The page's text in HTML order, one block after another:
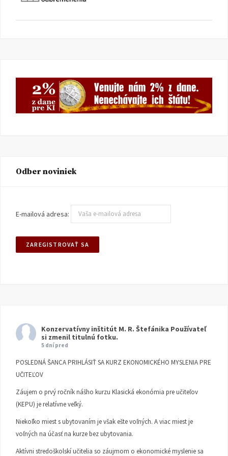
Odber noviniek
E-mailová adresa:
Konzervatívny inštitút M. R. Štefánika Používateľ
si zmenil titulnú fotku.
5 dní pred
POSLEDNÁ ŠANCA PRIHLÁSIŤ SA KURZ EKONOMICKÉHO MYSLENIA PRE
UČITEĽOV
Záujem o prvý ročník nášho kurzu Klasická ekonómia pre učiteľov
(KEPU) je relatívne veľký.
Niekoľko miest s ubytovaním je však ešte voľných. A viac miest je
voľných na účasť na kurze bez ubytovania.
Aktívni stredoškolskí učitelia so záujmom o ekonomické myslenie sa